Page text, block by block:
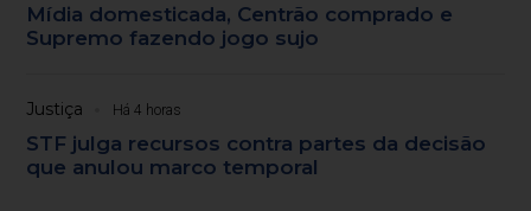
Mídia domesticada, Centrão comprado e
Supremo fazendo jogo sujo
Justiça Há 4 horas
STF julga recursos contra partes da decisão
que anulou marco temporal